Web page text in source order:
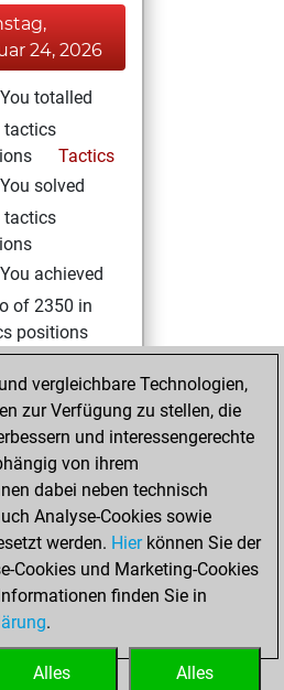
24, 2026
You totalled
tactics
Tactics
You solved
tactics
You achieved
of 2350 in
positions
23,
You created
account
Studies
3, 2021
created
Fritz account
vergleichbare Technologien,
zur Verfügung zu stellen, die
und interessengerechte
von ihrem
dabei neben technisch
Analyse-Cookies sowie
werden. Hierkönnen Sie der
Cookies und Marketing-Cookies
finden Sie in
.
Alles
Alles